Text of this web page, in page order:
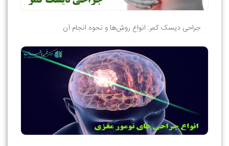
جراحی دیسک کمر: انواع روش‌ها و نحوه انجام آن